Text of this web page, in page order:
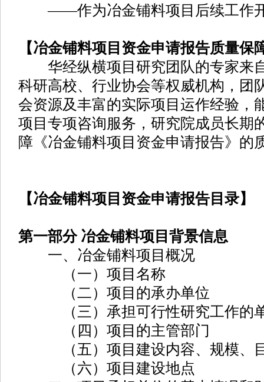
——作为冶金铺料项目后续工作
【冶金铺料项目资金申请报告质量保
华经纵横项目研究团队的专家来
科研高校、行业协会等权威机构，团
会资源及丰富的实际项目运作经验，
项目专项咨询服务，研究院成员长期
障《冶金铺料项目资金申请报告》的
【冶金铺料项目资金申请报告目录】
第一部分 冶金铺料项目背景信息
一、冶金铺料项目概况
（一）项目名称
（二）项目的承办单位
（三）承担可行性研究工作的
（四）项目的主管部门
（五）项目建设内容、规模、
（六）项目建设地点